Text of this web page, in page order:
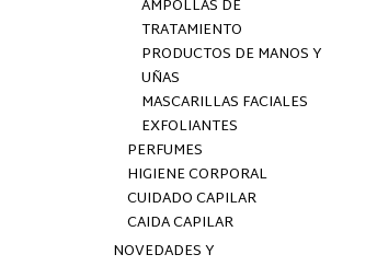
AMPOLLAS DE
TRATAMIENTO
PRODUCTOS DE MANOS Y
UÑAS
MASCARILLAS FACIALES
EXFOLIANTES
PERFUMES
HIGIENE CORPORAL
CUIDADO CAPILAR
CAIDA CAPILAR
NOVEDADES Y